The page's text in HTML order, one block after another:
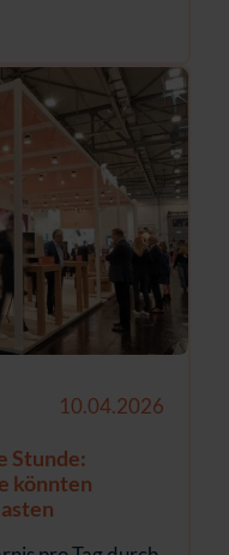
10.04.2026
Stunde:
könnten